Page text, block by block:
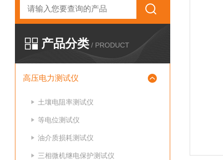
产品分类 / PRODUCT
高压电力测试仪
土壤电阻率测试仪
等电位测试仪
油介质损耗测试仪
三相微机继电保护测试仪